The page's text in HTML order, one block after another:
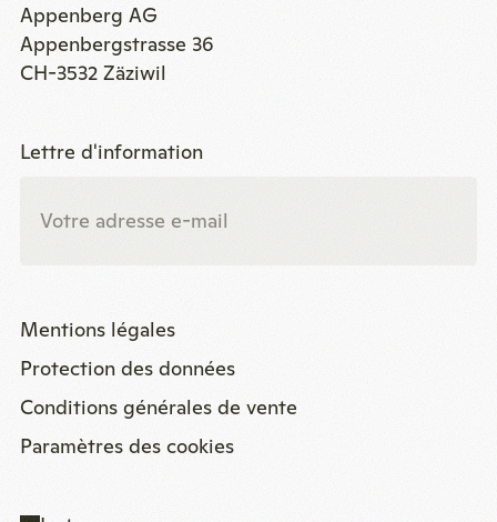
Appenberg AG
Appenbergstrasse 36
CH-3532 Zäziwil
Lettre d'information
Mentions légales
Protection des données
Conditions générales de vente
Paramètres des cookies